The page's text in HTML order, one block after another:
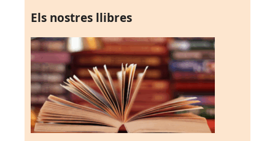
Els nostres llibres